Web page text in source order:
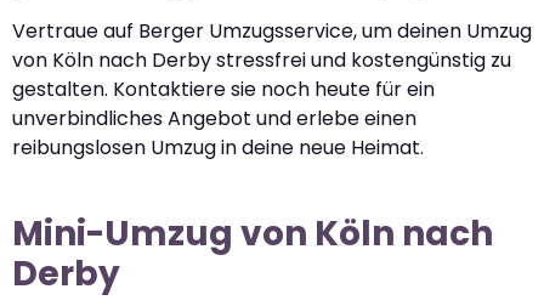
Vertraue auf Berger Umzugsservice, um deinen Umzug
von Köln nach Derby stressfrei und kostengünstig zu
gestalten. Kontaktiere sie noch heute für ein
unverbindliches Angebot und erlebe einen
reibungslosen Umzug in deine neue Heimat.
Mini-Umzug von Köln nach
Derby